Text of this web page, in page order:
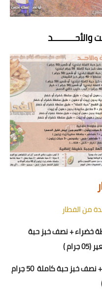
من الفطار
+ نصف خبز حبة
(5 0 جرام
)
+نصف خبز حبة كاملة 50جرام